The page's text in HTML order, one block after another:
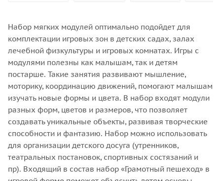
Набор мягких модулей оптимально подойдет для
комплектации игровых зон в детских садах, залах
лечебной физкультуры и игровых комнатах. Игры с
модулями полезны как малышам, так и детям
постарше. Такие занятия развивают мышление,
моторику, координацию движений, помогают малышам
изучать новые формы и цвета. В набор входят модули
разных форм, цветов и размеров, что позволяет
создавать уникальные объекты, развивая творческие
способности и фантазию. Набор можно использовать
для организации детского досуга (утренников,
театральных постановок, спортивных состязаний и
пр). Входящий в состав набор «Грамотный пешеход» в